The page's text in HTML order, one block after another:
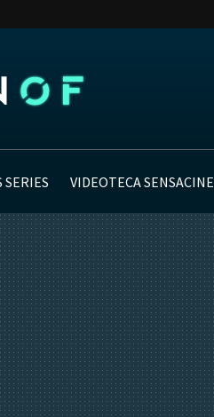
SERIES VIDEOTECA SENSACINE